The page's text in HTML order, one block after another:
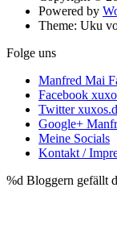
Powered by
Theme: Uku
Folge uns
Manfred Mai
Facebook
Twitter
Google+
Meine Socials
Kontakt /
%d Bloggern gefällt